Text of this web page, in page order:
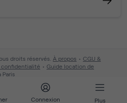
Connexion Plus
droits réservés. À propos
CGU &
confidentialité
Guide location de
Paris